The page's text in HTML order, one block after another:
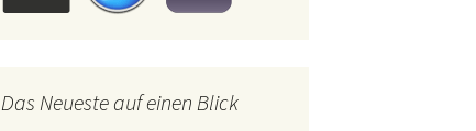
Das Neueste auf einen Blick